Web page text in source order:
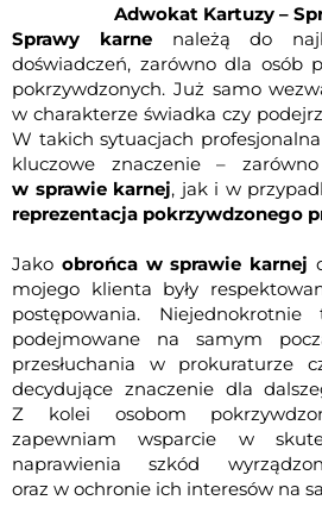
Adwokat Kartuzy –
Sprawy karnenależą do
doświadczeń, zarówno dla osób
pokrzywdzonych. Już samo
w charakterze świadka czy
W takich sytuacjach
kluczowe znaczenie –
w sprawie karnej, jak i w
reprezentacja pokrzywdzonego
Jako obrońca w sprawie karnej
mojego klienta były
postępowania. Niejednokrotnie
podejmowane na samym
przesłuchania w prokuraturze
decydujące znaczenie dla
Z kolei osobom
zapewniam wsparcie w
naprawienia szkód
oraz w ochronie ich interesów na